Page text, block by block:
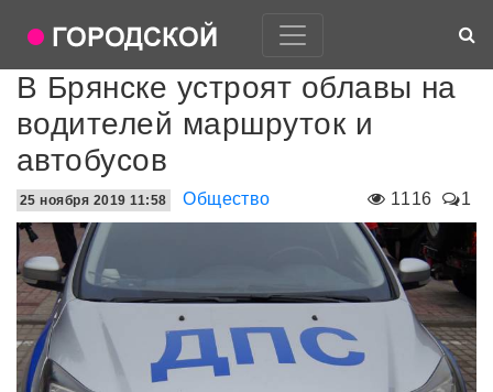
В Брянске устроят облавы на
водителей маршруток и
автобусов
1116 1
25 ноября 2019 11:58 Общество